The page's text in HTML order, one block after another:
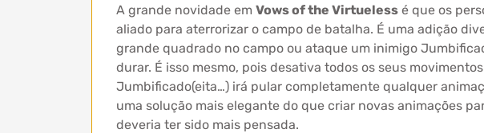
A grande novidade em Vows of the Virtueless é que os
aliado para aterrorizar o campo de batalha. É uma adição
grande quadrado no campo ou ataque um inimigo
durar. É isso mesmo, pois desativa todos os seus
Jumbificado(eita…) irá pular completamente qualquer
uma solução mais elegante do que criar novas animações
deveria ter sido mais pensada.